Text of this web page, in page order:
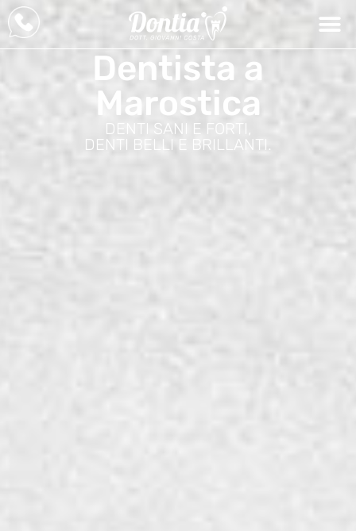
Dentista a
Marostica
DENTI SANI E FORTI,
DENTI BELLI E BRILLANTI.